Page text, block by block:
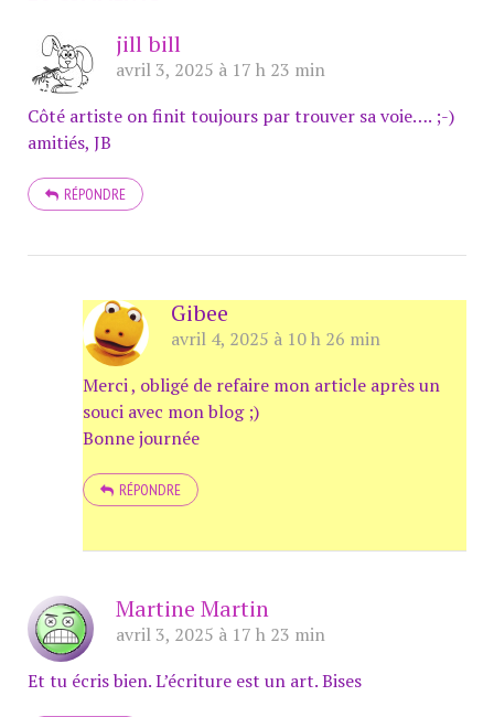
jill bill
avril 3, 2025 à 17 h 23 min
Côté artiste on finit toujours par trouver sa voie…. ;-)
amitiés, JB
RÉPONDRE
Gibee
avril 4, 2025 à 10 h 26 min
Merci , obligé de refaire mon article après un
souci avec mon blog ;)
Bonne journée
RÉPONDRE
Martine Martin
avril 3, 2025 à 17 h 23 min
Et tu écris bien. L’écriture est un art. Bises